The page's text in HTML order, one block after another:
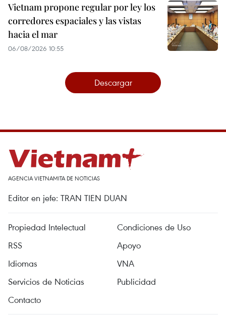
Vietnam propone regular por ley los
corredores espaciales y las vistas
hacia el mar
06/08/2026 10:55
Descargar
AGENCIA VIETNAMITA DE NOTICIAS
Editor en jefe: TRAN TIEN DUAN
Propiedad Intelectual
Condiciones de Uso
RSS
Apoyo
Idiomas
VNA
Servicios de Noticias
Publicidad
Contacto